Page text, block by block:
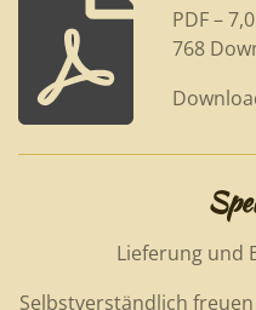
PDF –
768
Lieferung und
Selbstverständlich